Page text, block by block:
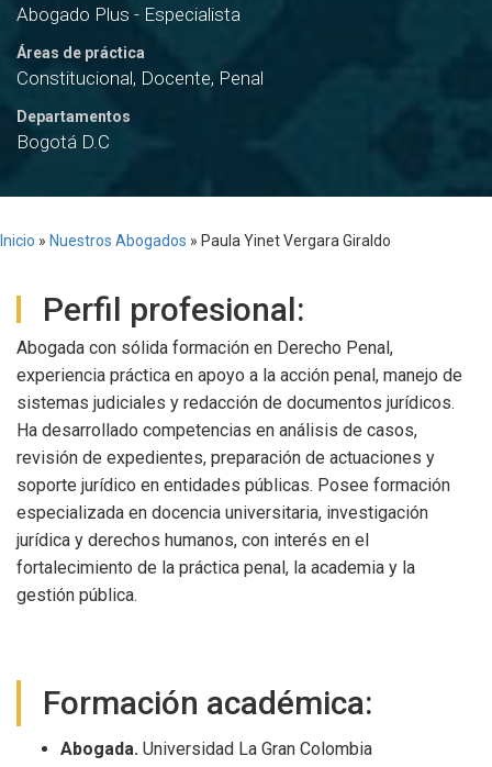
Abogado Plus - Especialista
Áreas de práctica
Constitucional, Docente, Penal
Departamentos
Bogotá D.C
Inicio » Nuestros Abogados » Paula Yinet Vergara Giraldo
Perfil profesional:
Abogada con sólida formación en Derecho Penal,
experiencia práctica en apoyo a la acción penal, manejo de
sistemas judiciales y redacción de documentos jurídicos.
Ha desarrollado competencias en análisis de casos,
revisión de expedientes, preparación de actuaciones y
soporte jurídico en entidades públicas. Posee formación
especializada en docencia universitaria, investigación
jurídica y derechos humanos, con interés en el
fortalecimiento de la práctica penal, la academia y la
gestión pública.
Formación académica:
Abogada. Universidad La Gran Colombia